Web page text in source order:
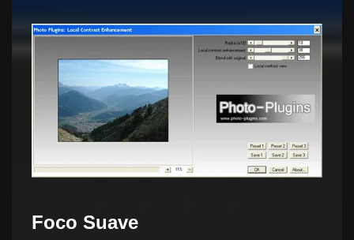
Foco Suave